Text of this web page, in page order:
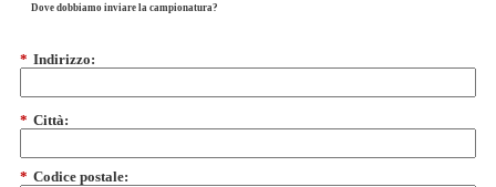
Dove dobbiamo inviare la campionatura?
* Indirizzo:
* Città:
* Codice postale: